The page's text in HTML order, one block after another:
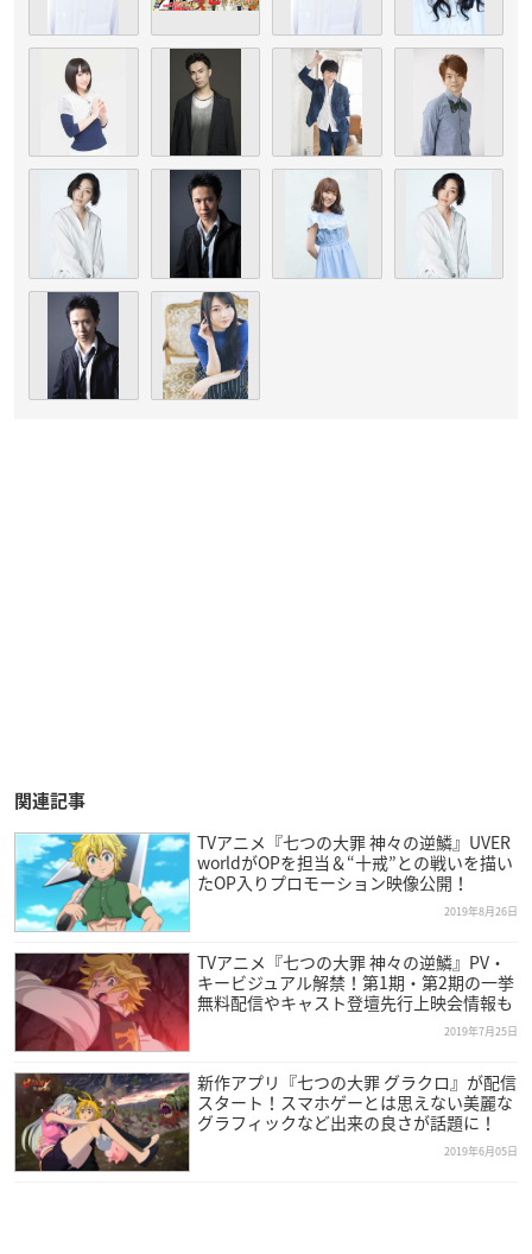
関連記事
TVアニメ『七つの大罪 神々の逆鱗』UVER
worldがOPを担当＆“十戒”との戦いを描い
たOP入りプロモーション映像公開！
2019年8月26日
TVアニメ『七つの大罪 神々の逆鱗』PV・
キービジュアル解禁！第1期・第2期の一挙
無料配信やキャスト登壇先行上映会情報も
2019年7月25日
新作アプリ『七つの大罪 グラクロ』が配信
スタート！スマホゲーとは思えない美麗な
グラフィックなど出来の良さが話題に！
2019年6月05日